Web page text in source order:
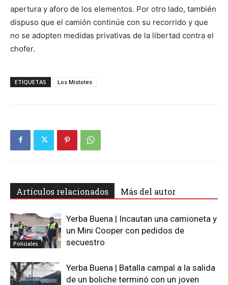
apertura y aforo de los elementos. Por otro lado, también
dispuso que el camión continúe con su recorrido y que
no se adopten medidas privativas de la libertad contra el
chofer.
ETIQUETAS Los Mistoles
Artículos relacionados Más del autor
Policiales
Yerba Buena | Incautan una camioneta y
un Mini Cooper con pedidos de
secuestro
Yerba Buena | Batalla campal a la salida
de un boliche terminó con un joven